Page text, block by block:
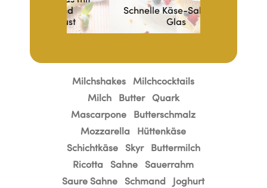
Schnelle Käse-Sahne im
Glas
Milchshakes
Milchcocktails
Milch
Butter
Quark
Mascarpone
Butterschmalz
Mozzarella
Hüttenkäse
Schichtkäse
Skyr
Buttermilch
Ricotta
Sahne
Sauerrahm
Saure Sahne
Schmand
Joghurt